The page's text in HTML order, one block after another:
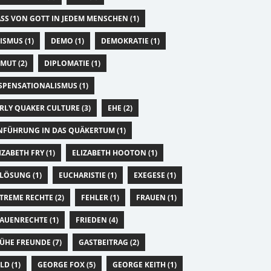
VON GOTT IN JEDEM MENSCHEN (1)
(1) DEMO (1) DEMOKRATIE (1)
(2) DIPLOMATIE (1)
(1)
QUAKER CULTURE (3) EHE (2)
IN DAS QUÄKERTUM (1)
FRY (1) ELIZABETH HOOTON (1)
(1) EUCHARISTIE (1) EXEGESE (1)
RECHTE (2) FEHLER (1) FRAUEN (1)
(1) FRIEDEN (4)
FREUNDE (7) GASTBEITRAG (2)
(1) GEORGE FOX (5) GEORGE KEITH (1)